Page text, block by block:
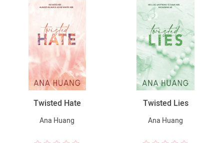
Twisted Hate
Ana Huang
Twisted Lies
Ana Huang